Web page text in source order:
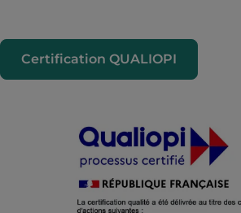
Certification QUALIOPI